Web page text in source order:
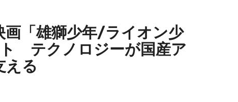
画「雄獅少年/ライオン少
テクノロジーが国産ア
える